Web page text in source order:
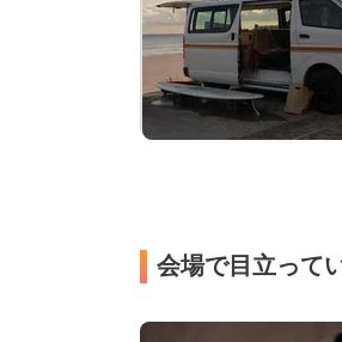
会場で目立って